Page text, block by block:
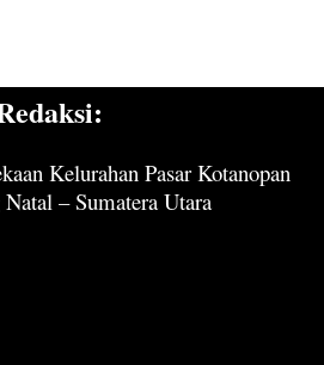
Kelurahan Pasar Kotanopan
– Sumatera Utara